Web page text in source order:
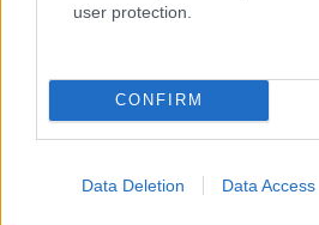
user protection.
CONFIRM
Data Deletion Data Access
Κόσμος